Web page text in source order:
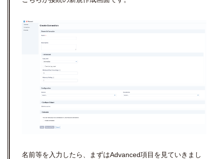
名前等を入力したら、まずはAdvanced項目を見ていきまし